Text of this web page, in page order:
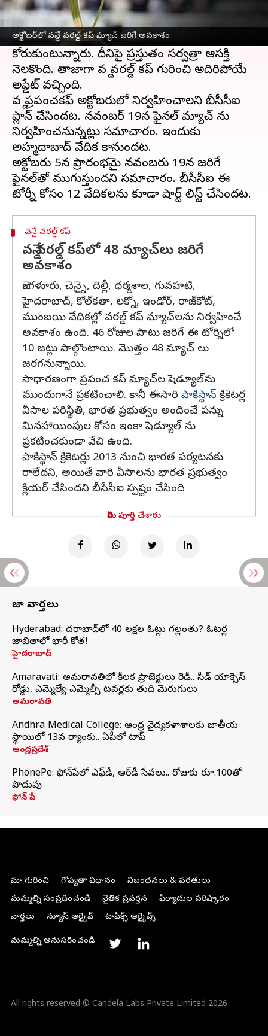
అక్టోబర్‌లో వన్డే వరల్డ్ కప్ మ్యాచ్ జరిగే అవకాశం
వన్డే వరల్డ్ కప్ కోసంటీమిండియాఫాన్స్ ఎంతగానో
ఎదురుచూస్తున్నారు. ఈసారి ఎలాగైనా టీమిండియా
కప్పును కైవసం చేసుకోవాలని అభిమానులు
కోరుకుంటున్నారు. దీనిపై ప్రస్తుతం సర్వత్రా ఆసక్తి
నెలకొంది. తాజాగా వన్డే వరల్డ్ కప్ గురించి అదిరిపోయే
అప్డేట్ వచ్చింది.
వన్డే ప్రపంచకప్ అక్టోబరులో నిర్వహించాలని బీసీసీఐ
ప్లాన్ చేసిందట. నవంబర్ 19న ఫైనల్ మ్యాచ్ ను
నిర్వహించనున్నట్లు సమాచారం. ఇందుకు
అహ్మదాబాద్ వేదిక కానుందట.
అక్టోబరు 5న ప్రారంభమై నవంబరు 19న జరిగే
ఫైనల్‌తో ముగుస్తుందని సమాచారం. బీసీసీఐ ఈ
వన్డే వరల్డ్ కప్
వన్డే వరల్డ్ కప్‌లో 48 మ్యాచ్‌లు జరిగే
అవకాశం
బెంగళూరు, చెన్నై, దిల్లీ, ధర్మశాల, గువహటి,
హైదరాబాద్, కోల్‌కతా, లక్నో, ఇండోర్, రాజ్‌కోట్,
ముంబయి వేదికల్లో వరల్డ్ కప్ మ్యాచ్‌లను నిర్వహించే
అవకాశం ఉంది. 46 రోజుల పాటు జరిగే ఈ టోర్నిలో
10 జట్లు పాల్గొంటాయి. మొత్తం 48 మ్యాచ్ లు
జరగనున్నాయి.
సాధారణంగా ప్రపంచ కప్ మ్యాచ్‌ల షెడ్యూల్‌ను
ముందుగానే ప్రకటించాలి. కానీ ఈసారి పాకిస్థాన్క్రికెటర్ల
వీసాల పరిస్థితి, భారత ప్రభుత్వం అందించే పన్ను
మినహాయింపుల కోసం ఇంకా షెడ్యూల్ ను
ప్రకటించకుండా వేచి ఉంది.
పాకిస్థాన్ క్రికెటర్లు 2013 నుంచి భారత పర్యటనకు
రాలేదని, అయితే వారి వీసాలను భారత ప్రభుత్వం
క్లియర్ చేసిందని బీసీసీఐ స్పష్టం చేసింది
మీరు పూర్తి చేశారు
తాజా వార్తలు
Hyderabad: హైదరాబాద్‌లో 40 లక్షల ఓట్లు గల్లంతు? ఓటర్ల
జాబితాలో భారీ కోత!
హైదరాబాద్
Amaravati: అమరావతిలో కీలక ప్రాజెక్టులు రెడీ.. సీడ్‌ యాక్సెస్‌
రోడ్డు, ఎమ్మెల్యే-ఎమ్మెల్సీ టవర్లకు తుది మెరుగులు
అమరావతి
Andhra Medical College: ఆంధ్ర వైద్యకళాశాలకు జాతీయ
స్థాయిలో 13వ ర్యాంకు.. ఏపీలో టాప్
ఆంధ్రప్రదేశ్
PhonePe: ఫోన్‌పేలో ఎఫ్‌డీ, ఆర్‌డీ సేవలు.. రోజుకు రూ.100తో
పొదుపు
ఫోన్‌ పే
మా గురించి గోప్యతా విధానం
నిబంధనలు & షరతులు
మమ్మల్ని సంప్రదించండి
నైతిక ప్రవర్తన
ఫిర్యాదుల పరిష్కారం
వార్తలు
న్యూస్ ఆర్కైవ్ టాపిక్స్ ఆర్కైవ్స్
మమ్మల్ని అనుసరించండి
All rights reserved © Candela Labs Private Limited 2026